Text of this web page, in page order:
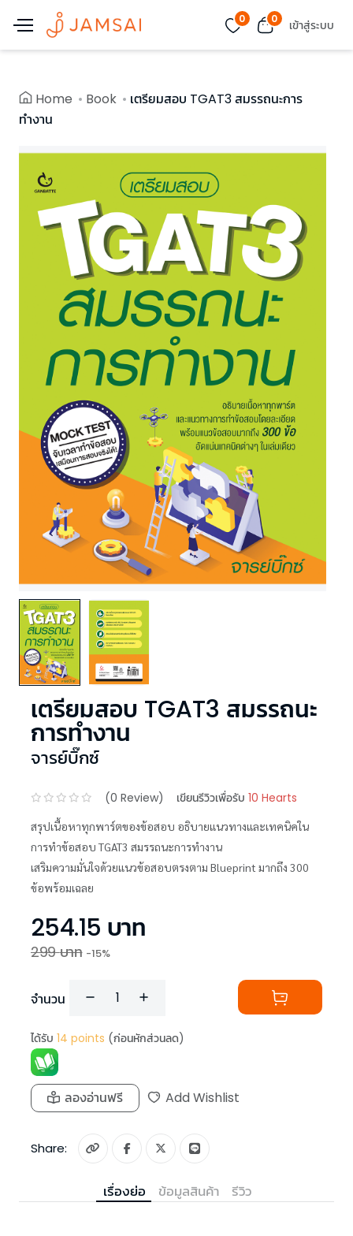
0 0 เข้าสู่ระบบ
Home Book
เตรียมสอบ TGAT3 สมรรถนะการ
ทำงาน
เตรียมสอบ TGAT3 สมรรถนะ
การทำงาน
จารย์บิ๊กซ์
(0 Review) เขียนรีวิวเพื่อรับ 10 Hearts
สรุปเนื้อหาทุกพาร์ตของข้อสอบ อธิบายแนวทางและเทคนิคใน
การทำข้อสอบ TGAT3 สมรรถนะการทำงาน
เสริมความมั่นใจด้วยแนวข้อสอบตรงตาม Blueprint มากถึง 300
ข้อพร้อมเฉลย
254.15 บาท
299บาท -15%
จำนวน
ได้รับ 14 points (ก่อนหักส่วนลด)
ลองอ่านฟรี Add Wishlist
Share:
เรื่องย่อ ข้อมูลสินค้า รีวิว